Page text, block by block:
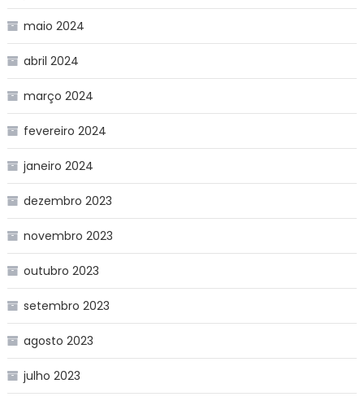
maio 2024
abril 2024
março 2024
fevereiro 2024
janeiro 2024
dezembro 2023
novembro 2023
outubro 2023
setembro 2023
agosto 2023
julho 2023